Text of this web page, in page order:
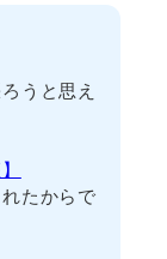
うと思え
たからで